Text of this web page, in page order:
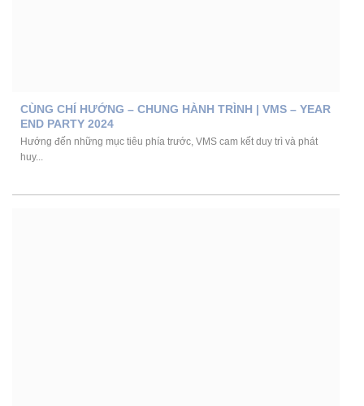
CÙNG CHÍ HƯỚNG – CHUNG HÀNH TRÌNH | VMS – YEAR
END PARTY 2024
Hướng đến những mục tiêu phía trước, VMS cam kết duy trì và phát
huy...